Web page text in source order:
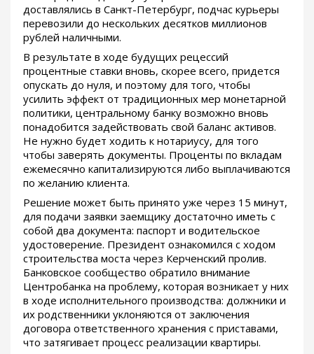
доставлялись в Санкт-Петербург, подчас курьеры
перевозили до нескольких десятков миллионов
рублей наличными.
В результате в ходе будущих рецессий
процентные ставки вновь, скорее всего, придется
опускать до нуля, и поэтому для того, чтобы
усилить эффект от традиционных мер монетарной
политики, центральному банку возможно вновь
понадобится задействовать свой баланс активов.
Не нужно будет ходить к нотариусу, для того
чтобы заверять документы. Проценты по вкладам
ежемесячно капитализируются либо выплачиваются
по желанию клиента.
Решение может быть принято уже через 15 минут,
для подачи заявки заемщику достаточно иметь с
собой два документа: паспорт и водительское
удостоверение. Президент ознакомился с ходом
строительства моста через Керченский пролив.
Банковское сообщество обратило внимание
Центробанка на проблему, которая возникает у них
в ходе исполнительного производства: должники и
их родственники уклоняются от заключения
договора ответственного хранения с приставами,
что затягивает процесс реализации квартиры.